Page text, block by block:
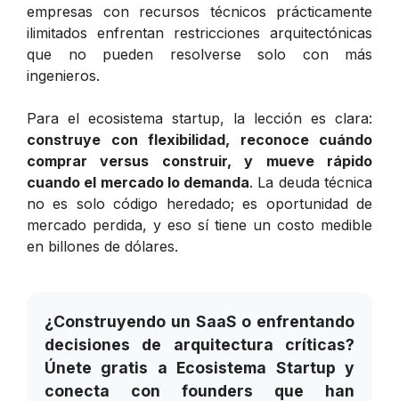
empresas con recursos técnicos prácticamente
ilimitados enfrentan restricciones arquitectónicas
que no pueden resolverse solo con más
ingenieros.
Para el ecosistema startup, la lección es clara:
construye con flexibilidad, reconoce cuándo
comprar versus construir, y mueve rápido
cuando el mercado lo demanda. La deuda técnica
no es solo código heredado; es oportunidad de
mercado perdida, y eso sí tiene un costo medible
en billones de dólares.
¿Construyendo un SaaS o enfrentando
decisiones de arquitectura críticas?
Únete gratis a Ecosistema Startup y
conecta con founders que han